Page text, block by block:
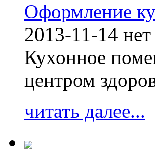
Оформление
2013-11-14
Кухонное
центром
читать далее...